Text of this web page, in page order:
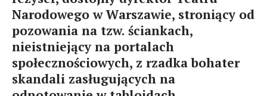
Narodowego w Warszawie, stroniący od
pozowania na tzw. ściankach,
nieistniejący na portalach
społecznościowych, z rzadka bohater
skandali zasługujących na